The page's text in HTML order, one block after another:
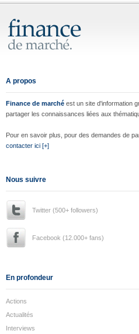
A propos
Finance de marché est un site d'information
partager les connaissances liées aux
Pour en savoir plus, pour des demandes de
contacter ici [+]
Nous suivre
Twitter (500+ followers)
Facebook (12.000+ fans)
En profondeur
Actions
Actualités
Interviews